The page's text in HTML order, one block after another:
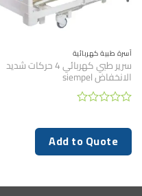
أسرة طبية كهربائية
سرير طبي كهربائي 4 حركات شديد
الانخفاض siempel
0
من
5
Add to Quote